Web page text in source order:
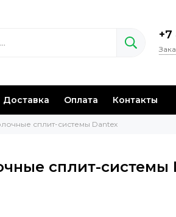
+7
Доставка Оплата Контакты
сплит-системы Dantex
сплит-системы